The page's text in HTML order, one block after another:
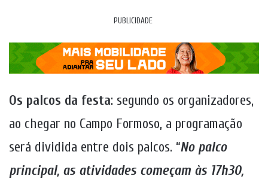
PUBLICIDADE
Os palcos da festa: segundo os organizadores,
ao chegar no Campo Formoso, a programação
será dividida entre dois palcos. “No palco
principal, as atividades começam às 17h30,